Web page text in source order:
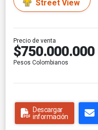
Street View
Precio de venta
$750.000.000
Pesos Colombianos
Descargar
información